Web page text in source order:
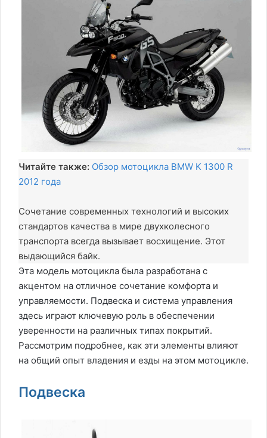
Читайте также: Обзор мотоцикла BMW K 1300 R
2012 года
Сочетание современных технологий и высоких
стандартов качества в мире двухколесного
транспорта всегда вызывает восхищение. Этот
выдающийся байк.
Эта модель мотоцикла была разработана с
акцентом на отличное сочетание комфорта и
управляемости. Подвеска и система управления
здесь играют ключевую роль в обеспечении
уверенности на различных типах покрытий.
Рассмотрим подробнее, как эти элементы влияют
на общий опыт владения и езды на этом мотоцикле.
Подвеска